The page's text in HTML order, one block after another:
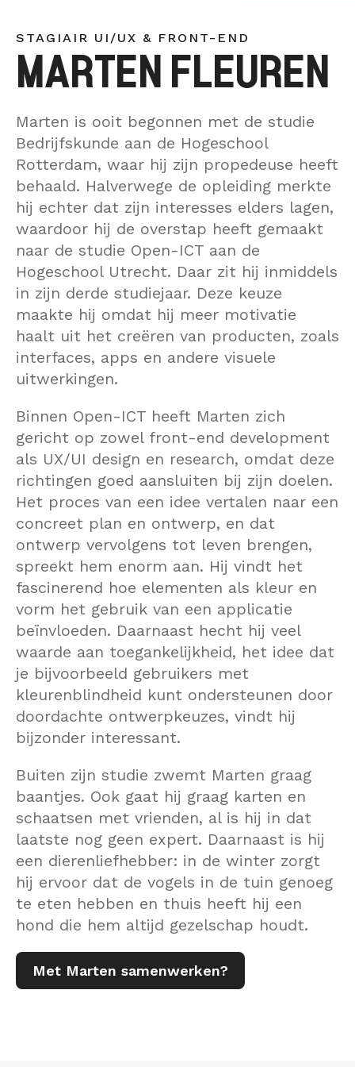
CONTACT
Dataplatform
Heptagon
Interim
STAGIAIR UI/UX & FRONT-END
MARTEN FLEUREN
Marten is ooit begonnen met de studie
Bedrijfskunde aan de Hogeschool
Rotterdam, waar hij zijn propedeuse heeft
behaald. Halverwege de opleiding merkte
hij echter dat zijn interesses elders lagen,
waardoor hij de overstap heeft gemaakt
naar de studie Open-ICT aan de
Hogeschool Utrecht. Daar zit hij inmiddels
in zijn derde studiejaar. Deze keuze
maakte hij omdat hij meer motivatie
haalt uit het creëren van producten, zoals
interfaces, apps en andere visuele
uitwerkingen.
Binnen Open-ICT heeft Marten zich
gericht op zowel front-end development
als UX/UI design en research, omdat deze
richtingen goed aansluiten bij zijn doelen.
Het proces van een idee vertalen naar een
concreet plan en ontwerp, en dat
ontwerp vervolgens tot leven brengen,
spreekt hem enorm aan. Hij vindt het
fascinerend hoe elementen als kleur en
vorm het gebruik van een applicatie
beïnvloeden. Daarnaast hecht hij veel
waarde aan toegankelijkheid, het idee dat
je bijvoorbeeld gebruikers met
kleurenblindheid kunt ondersteunen door
doordachte ontwerpkeuzes, vindt hij
bijzonder interessant.
Buiten zijn studie zwemt Marten graag
baantjes. Ook gaat hij graag karten en
schaatsen met vrienden, al is hij in dat
laatste nog geen expert. Daarnaast is hij
een dierenliefhebber: in de winter zorgt
hij ervoor dat de vogels in de tuin genoeg
te eten hebben en thuis heeft hij een
hond die hem altijd gezelschap houdt.
Met Marten samenwerken?